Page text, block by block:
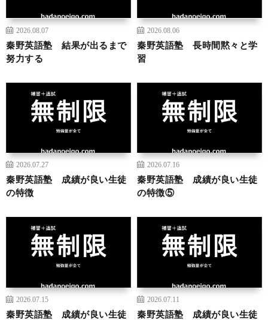
2026.08.07
秦野英語塾 結果が出るまで
努力する
2026.08.06
秦野英語塾 長時間黙々と学
習
2026.07.27
秦野英語塾 成績が良い生徒
の特徴
2026.07.16
秦野英語塾 成績が良い生徒
の特徴⑤
2026.07.15
秦野英語塾 成績が良い生徒
2026.07.11
秦野英語塾 成績が良い生徒